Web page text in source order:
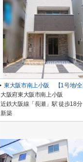
大阪府東大阪市南上小阪
近鉄大阪線「長瀬」駅 徒歩18分
新築